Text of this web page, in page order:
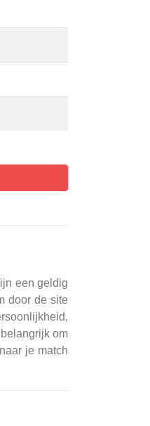
een geldig
door de site
om
je match